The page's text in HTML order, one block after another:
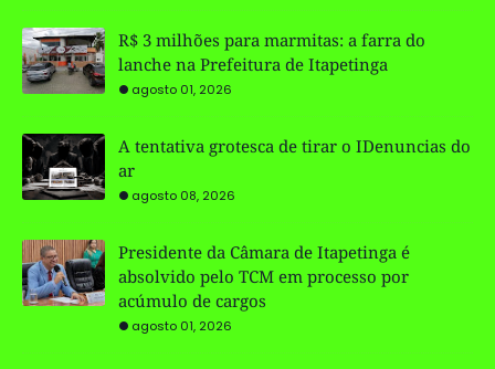
R$ 3 milhões para marmitas: a farra do
lanche na Prefeitura de Itapetinga
agosto 01, 2026
A tentativa grotesca de tirar o IDenuncias do
ar
agosto 08, 2026
Presidente da Câmara de Itapetinga é
absolvido pelo TCM em processo por
acúmulo de cargos
agosto 01, 2026